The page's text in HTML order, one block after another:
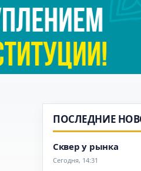
ПОСЛЕДНИЕ
Сквер у рынка
Сегодня, 14:31